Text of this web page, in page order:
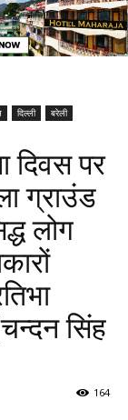
दिल्ली
बरेली
पर
ग्राउंड
लोग
सिंह
164